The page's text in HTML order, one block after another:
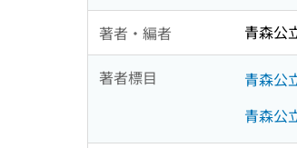
著者・編者 青森公
著者標目 青森公
青森公